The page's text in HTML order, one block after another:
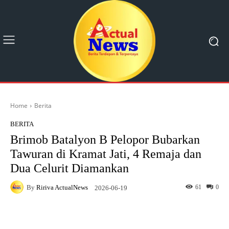
Home Berita
BERITA
Brimob Batalyon B Pelopor Bubarkan
Tawuran di Kramat Jati, 4 Remaja dan
Dua Celurit Diamankan
By Ririva ActualNews 2026-06-19 0
61